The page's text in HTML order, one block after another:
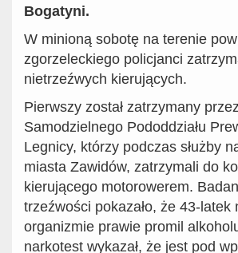
Bogatyni.
W minioną sobotę na terenie
zgorzeleckiego policjanci
nietrzeźwych kierujących.
Pierwszy został zatrzymany
Samodzielnego Pododdziału
Legnicy, którzy podczas służby
miasta Zawidów, zatrzymali do
kierującego motorowerem.
trzeźwości pokazało, że 43-latek
organizmie prawie promil
narkotest wykazał, że jest pod